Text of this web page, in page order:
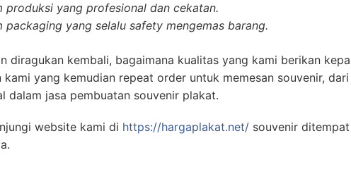
produksi yang profesional dan cekatan.
packaging yang selalu safety mengemas barang.
diragukan kembali, bagaimana kualitas yang kami berikan
kami yang kemudian repeat order untuk memesan souvenir,
dalam jasa pembuatan souvenir plakat.
website kami di https://hargaplakat.net/ souvenir